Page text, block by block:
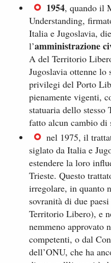
1954, quando il
Understanding,
Italia e Jugoslavia,
l’amministrazione
A del Territorio
Jugoslavia ottenne lo
privilegi del Porto
pienamente vigenti,
statuaria dello
fatto alcun cambio di
nel 1975, il
siglato da Italia e
estendere la loro
Trieste. Questo
irregolare, in quanto
sovranità di due
Territorio Libero), e
nemmeno approvato
competenti, o dal
dell’ONU, che ha